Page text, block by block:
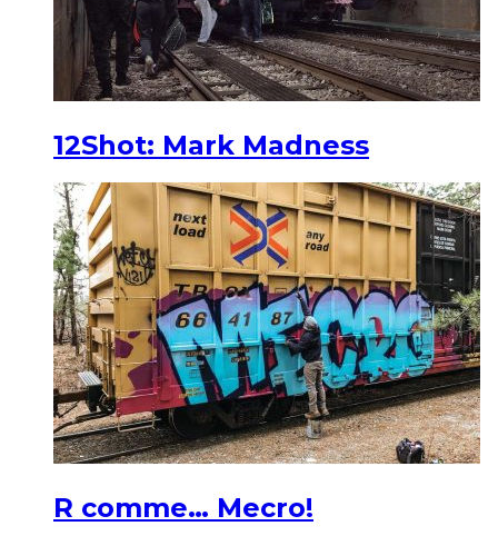
12Shot: Mark Madness
R comme… Mecro!